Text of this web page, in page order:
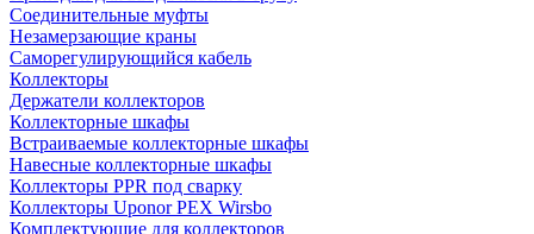
Соединительные муфты
Незамерзающие краны
Саморегулирующийся кабель
Коллекторы
Держатели коллекторов
Коллекторные шкафы
Встраиваемые коллекторные шкафы
Навесные коллекторные шкафы
Коллекторы PPR под сварку
Коллекторы Uponor PEX Wirsbo
Комплектующие для коллекторов